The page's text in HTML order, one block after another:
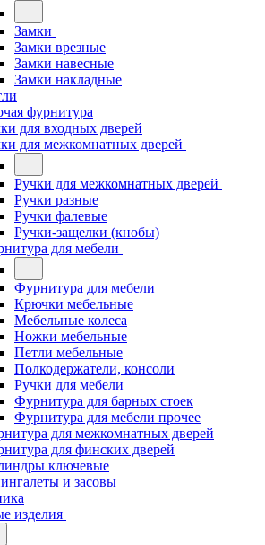
Замки
Замки врезные
Замки навесные
Замки накладные
фурнитура
для входных дверей
для межкомнатных дверей
Ручки для межкомнатных дверей
Ручки разные
Ручки фалевые
Ручки-защелки (кнобы)
для мебели
Фурнитура для мебели
Крючки мебельные
Мебельные колеса
Ножки мебельные
Петли мебельные
Полкодержатели, консоли
Ручки для мебели
Фурнитура для барных стоек
Фурнитура для мебели прочее
для межкомнатных дверей
для финских дверей
ключевые
и засовы
изделия